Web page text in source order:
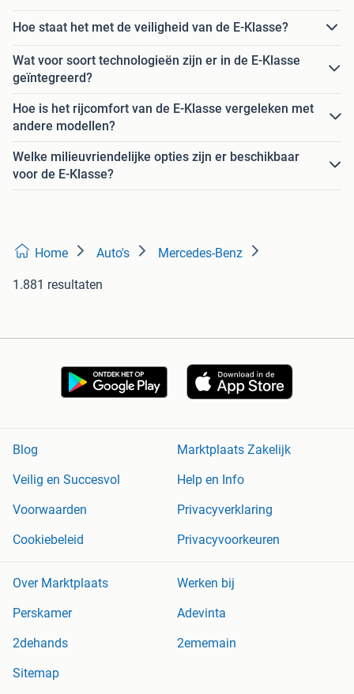
Hoe staat het met de veiligheid van de E-Klasse?
Wat voor soort technologieën zijn er in de E-Klasse
geïntegreerd?
Hoe is het rijcomfort van de E-Klasse vergeleken met
andere modellen?
Welke milieuvriendelijke opties zijn er beschikbaar
voor de E-Klasse?
Home Auto's Mercedes-Benz
1.881 resultaten
Blog
Marktplaats Zakelijk
Veilig en Succesvol
Help en Info
Voorwaarden
Privacyverklaring
Cookiebeleid
Privacyvoorkeuren
Over Marktplaats
Werken bij
Perskamer
Adevinta
2dehands
2ememain
Sitemap